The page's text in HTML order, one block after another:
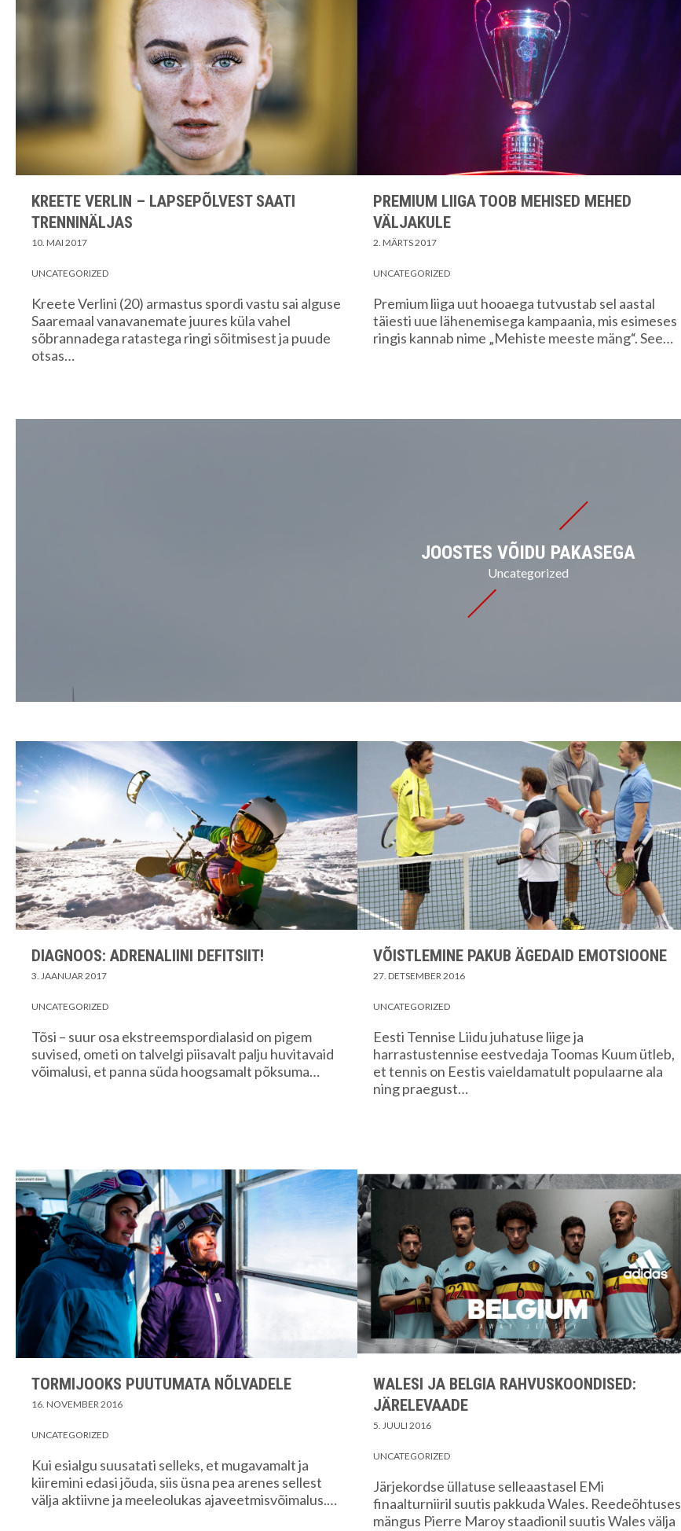
KREETE VERLIN – LAPSEPÕLVEST SAATI
TRENNINÄLJAS
10. MAI 2017
UNCATEGORIZED
Kreete Verlini (20) armastus spordi vastu sai alguse
Saaremaal vanavanemate juures küla vahel
sõbrannadega ratastega ringi sõitmisest ja puude
otsas…
PREMIUM LIIGA TOOB MEHISED MEHED
VÄLJAKULE
2. MÄRTS 2017
UNCATEGORIZED
Premium liiga uut hooaega tutvustab sel aastal
täiesti uue lähenemisega kampaania, mis esimeses
ringis kannab nime „Mehiste meeste mäng“. See…
JOOSTES VÕIDU PAKASEGA
Uncategorized
DIAGNOOS: ADRENALIINI DEFITSIIT!
3. JAANUAR 2017
UNCATEGORIZED
Tõsi – suur osa ekstreemspordialasid on pigem
suvised, ometi on talvelgi piisavalt palju huvitavaid
võimalusi, et panna süda hoogsamalt põksuma…
VÕISTLEMINE PAKUB ÄGEDAID EMOTSIOONE
27. DETSEMBER 2016
UNCATEGORIZED
Eesti Tennise Liidu juhatuse liige ja
harrastustennise eestvedaja Toomas Kuum ütleb,
et tennis on Eestis vaieldamatult populaarne ala
ning praegust…
TORMIJOOKS PUUTUMATA NÕLVADELE
16. NOVEMBER 2016
UNCATEGORIZED
Kui esialgu suusatati selleks, et mugavamalt ja
kiiremini edasi jõuda, siis üsna pea arenes sellest
välja aktiivne ja meeleolukas ajaveetmisvõimalus.…
WALESI JA BELGIA RAHVUSKOONDISED:
JÄRELEVAADE
5. JUULI 2016
UNCATEGORIZED
Järjekordse üllatuse selleaastasel EMi
finaalturniiril suutis pakkuda Wales. Reedeõhtuses
mängus Pierre Maroy staadionil suutis Wales välja